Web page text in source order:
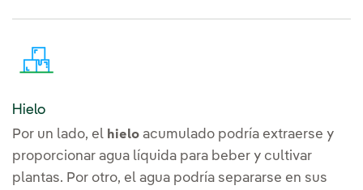
Hielo
Por un lado, el hielo acumulado podría extraerse y
proporcionar agua líquida para beber y cultivar
plantas. Por otro, el agua podría separarse en sus